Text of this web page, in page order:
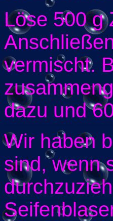
Löse 500 g
vermischt.
dazu und
Wir haben
sind, wenn